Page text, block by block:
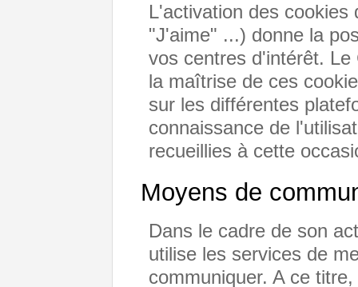
L'activation des cookies
"J'aime" ...) donne la
vos centres d'intérêt. Le
la maîtrise de ces
sur les différentes
connaissance de
recueillies à cette
Moyens de
Dans le cadre de son
utilise les services de
communiquer. A ce